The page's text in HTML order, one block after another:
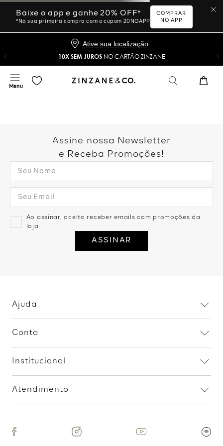
Ative sua localização
10X SEM JUROS NO CARTÃO ZINZANE
foi encontrada.
Vamos tentar novamente?